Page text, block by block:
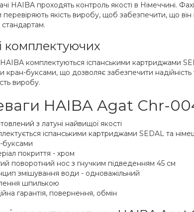
HAIBA проходять контроль якості в Німеччині.
перевіряють якість виробу, щоб забезпечити, що він
комплектуючих
HAIBA комплектуються іспанськими картриджами
кран-буксами, що дозволяє забезпечити надійність
виробу.
HAIBA Agat Chr-
з латуні найвищої якості
іспанськими картриджами SEDAL та
буксами
покриття - хром
поворотний нос з гнучким підведенням 45 см
змішування води - одноважільний
шпилькою
гарантія, повернення, обмін